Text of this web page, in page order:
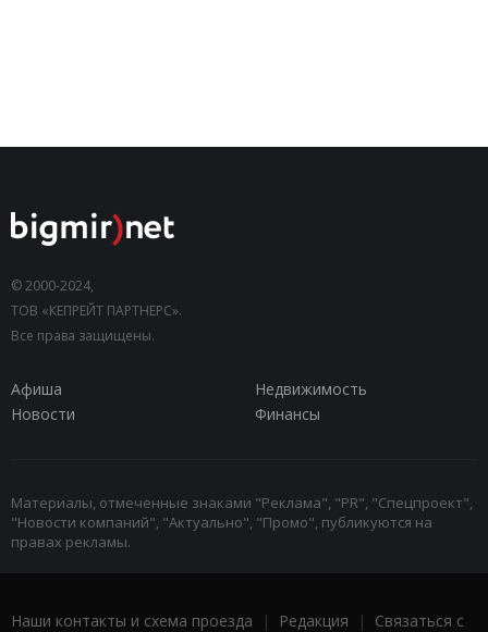
© 2000-2024,
ТОВ «КЕПРЕЙТ ПАРТНЕРС».
Все права защищены.
Афиша
Недвижимость
Новости
Финансы
Материалы, отмеченные знаками "Реклама", "PR", "Спецпроект",
"Новости компаний", "Актуально", "Промо", публикуются на
правах рекламы.
Наши контакты и схема проезда | Редакция | Связаться с